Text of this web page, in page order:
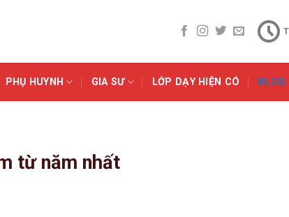
PHỤ HUYNH GIA SƯ LỚP DẠY HIỆN CÓ BLOG
từ năm nhất